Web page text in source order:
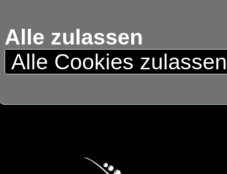
Alle zulassen
Alle Cookies